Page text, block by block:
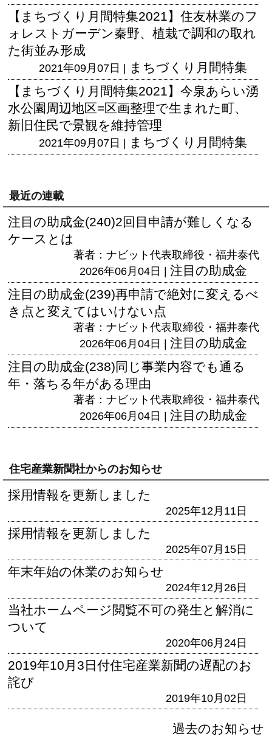
【まちづくり月間特集2021】住友林業のフ
ォレストガーデン秦野、植栽で調和の取れ
た街並み形成
2021年09月07日 |
まちづくり月間特集
【まちづくり月間特集2021】今泉あらい湧
水公園周辺地区=区画整理で生まれた町、
新旧住民で景観を維持管理
2021年09月07日 | まちづくり月間特集
最近の連載
注目の助成金(240)2回目申請が難しくなる
ケースとは
著者：ナビット代表取締役・福井泰代
2026年06月04日 | 注目の助成金
注目の助成金(239)再申請で絶対に変えるべ
き点と変えてはいけない点
著者：ナビット代表取締役・福井泰代
2026年06月04日 | 注目の助成金
注目の助成金(238)同じ事業内容でも通る
年・落ちる年がある理由
著者：ナビット代表取締役・福井泰代
2026年06月04日 | 注目の助成金
住宅産業新聞社からのお知らせ
採用情報を更新しました
2025年12月11日
採用情報を更新しました
2025年07月15日
年末年始の休業のお知らせ
2024年12月26日
当社ホームページ閲覧不可の発生と解消に
ついて
2020年06月24日
2019年10月3日付住宅産業新聞の遅配のお
詫び
2019年10月02日
過去のお知らせ